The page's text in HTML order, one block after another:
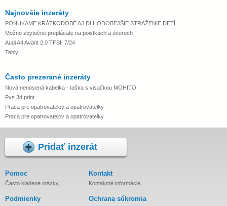
Najnovšie inzeráty
PONÚKAME KRÁTKODOBÉ AJ DLHODOBEJŠIE STRÁŽENIE DETÍ
Možno zbytočne preplácate na poistkách a úveroch
Audi A4 Avant 2.0 TFSI, 7/24
Tehly
Často prezerané inzeráty
Nová nenosená kabelka - taška s visačkou MOHITO
Pvs.3d print
Praca pre opatrovatelov a opatrovatelky
Praca pre opatrovatelov a opatrovatelky
Pridať inzerát
Pomoc
Často kladené otázky
Kontakt
Kontaktné informácie
Podmienky Ochrana súkromia